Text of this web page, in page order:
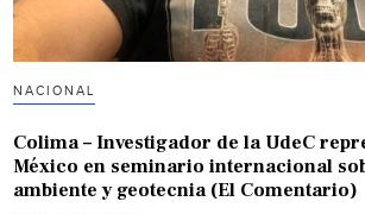
NACIONAL
Colima – Investigador de la UdeC
México en seminario internacional
ambiente y geotecnia (El Comentario)